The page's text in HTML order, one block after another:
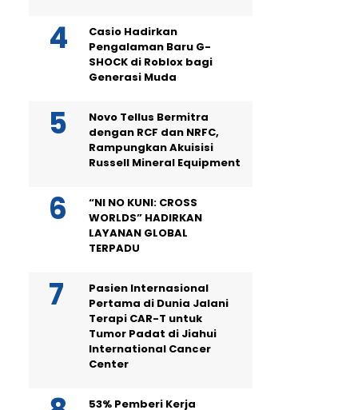
Casio Hadirkan
Pengalaman Baru G-
SHOCK di Roblox bagi
Generasi Muda
Novo Tellus Bermitra
dengan RCF dan NRFC,
Rampungkan Akuisisi
Russell Mineral Equipment
“NI NO KUNI: CROSS
WORLDS” HADIRKAN
LAYANAN GLOBAL
TERPADU
Pasien Internasional
Pertama di Dunia Jalani
Terapi CAR-T untuk
Tumor Padat di Jiahui
International Cancer
Center
53% Pemberi Kerja